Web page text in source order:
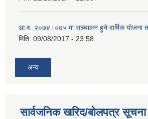
आ.व. २०७४।०७५ मा सञ्चालन हुने वार्षिक योजना
मिति: 09/08/2017 - 23:58
अन्य
सार्वजनिक खरिद/बोलपत्र सूचना